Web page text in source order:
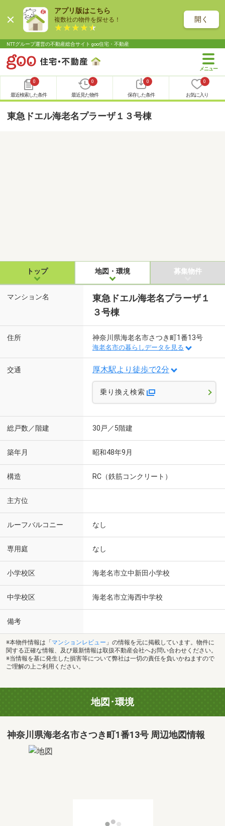
アプリ版はこちら
複数社の物件を探せる！ 開く
NTTグループ運営の不動産総合サイト goo住宅・不動産
0
最近検索した条件
0
最近見た物件
0
保存した条件
0
お気に入り
東急ドエル海老名プラーザ１３号棟
トップ 地図・環境 募集物件
マンション名
東急ドエル海老名プラーザ１
３号棟
住所 神奈川県海老名市さつき町1番13号
海老名市の暮らしデータを見る
交通 厚木駅より徒歩で2分
乗り換え検索
総戸数／階建 30戸／5階建
築年月 昭和48年9月
構造 RC（鉄筋コンクリート）
主方位
ルーフバルコニー なし
専用庭 なし
小学校区 海老名市立中新田小学校
中学校区 海老名市立海西中学校
備考
※本物件情報は「 マンションレビュー 」の情報を元に掲載しています。物件に
関する正確な情報、及び最新情報は取扱不動産会社へお問い合わせください。
※当情報を基に発生した損害等について弊社は一切の責任を負いかねますので
ご理解の上ご利用ください。
地図･環境
神奈川県海老名市さつき町1番13号 周辺地図情報